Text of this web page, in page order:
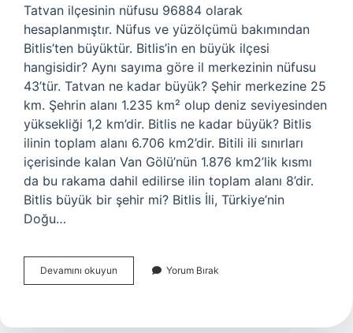
Tatvan ilçesinin nüfusu 96884 olarak
hesaplanmıştır. Nüfus ve yüzölçümü bakımından
Bitlis’ten büyüktür. Bitlis’in en büyük ilçesi
hangisidir? Aynı sayıma göre il merkezinin nüfusu
43’tür. Tatvan ne kadar büyük? Şehir merkezine 25
km. Şehrin alanı 1.235 km² olup deniz seviyesinden
yüksekliği 1,2 km’dir. Bitlis ne kadar büyük? Bitlis
ilinin toplam alanı 6.706 km2’dir. Bitili ili sınırları
içerisinde kalan Van Gölü’nün 1.876 km2’lik kısmı
da bu rakama dahil edilirse ilin toplam alanı 8’dir.
Bitlis büyük bir şehir mi? Bitlis İli, Türkiye’nin
Doğu…
Devamını okuyun
Mi
Mı
Yorum Bırak